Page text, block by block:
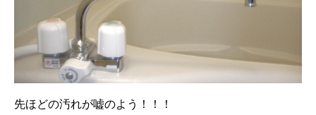
先ほどの汚れが嘘のよう！！！